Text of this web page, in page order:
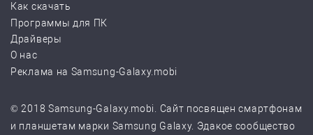
Как скачать
Программы для ПК
Драйверы
О нас
Реклама на Samsung-Galaxy.mobi
© 2018 Samsung-Galaxy.mobi. Сайт посвящен смартфонам
и планшетам марки Samsung Galaxy. Эдакое сообщество